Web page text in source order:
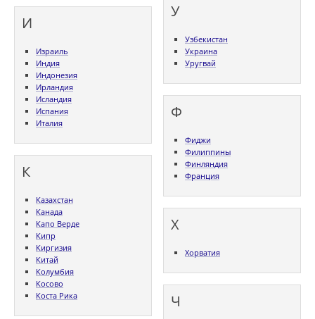
И
Израиль
Индия
Индонезия
Ирландия
Исландия
Испания
Италия
К
Казахстан
Канада
Капо Верде
Кипр
Киргизия
Китай
Колумбия
Косово
Коста Рика
У
Узбекистан
Украина
Уругвай
Ф
Фиджи
Филиппины
Финляндия
Франция
Х
Хорватия
Ч